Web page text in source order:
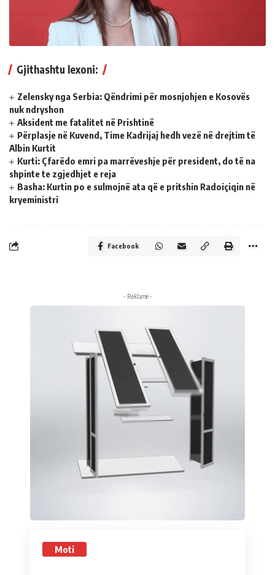
Gjithashtu lexoni:
Zelensky nga Serbia: Qëndrimi për mosnjohjen e Kosovës
nuk ndryshon
Aksident me fatalitet në Prishtinë
Përplasje në Kuvend, Time Kadrijaj hedh vezë në drejtim të
Albin Kurtit
Kurti: Çfarëdo emri pa marrëveshje për president, do të na
shpinte te zgjedhjet e reja
Basha: Kurtin po e sulmojnë ata që e pritshin Radoiçiqin në
kryeministri
Facebook
- Reklamë -
Moti